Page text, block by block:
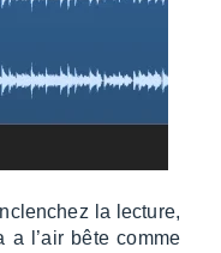
la lecture,
a l’air bête comme